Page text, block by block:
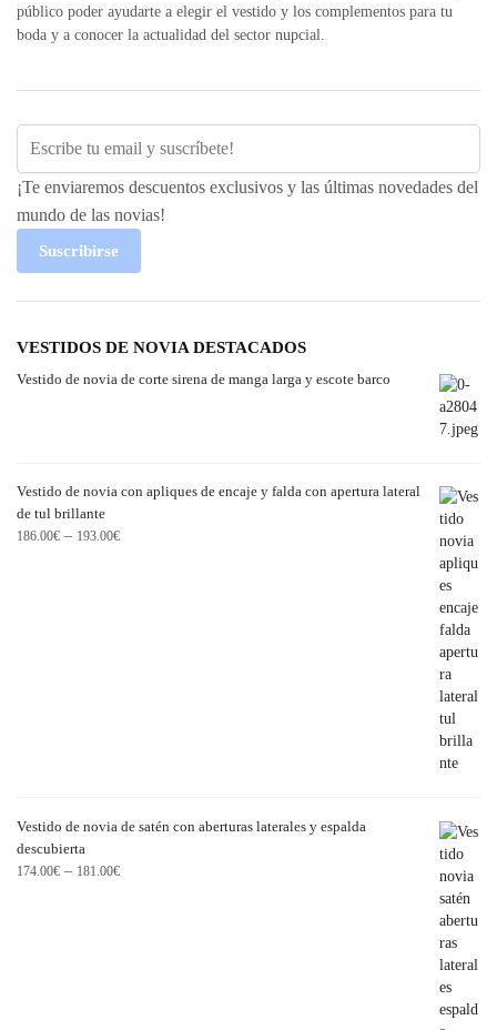
público poder ayudarte a elegir el vestido y los complementos para tu
boda y a conocer la actualidad del sector nupcial.
¡Te enviaremos descuentos exclusivos y las últimas novedades del
mundo de las novias!
Suscribirse
VESTIDOS DE NOVIA DESTACADOS
Vestido de novia de corte sirena de manga larga y escote barco
Vestido de novia con apliques de encaje y falda con apertura lateral
de tul brillante
186.00€ – 193.00€
Vestido de novia de satén con aberturas laterales y espalda
descubierta
174.00€ – 181.00€